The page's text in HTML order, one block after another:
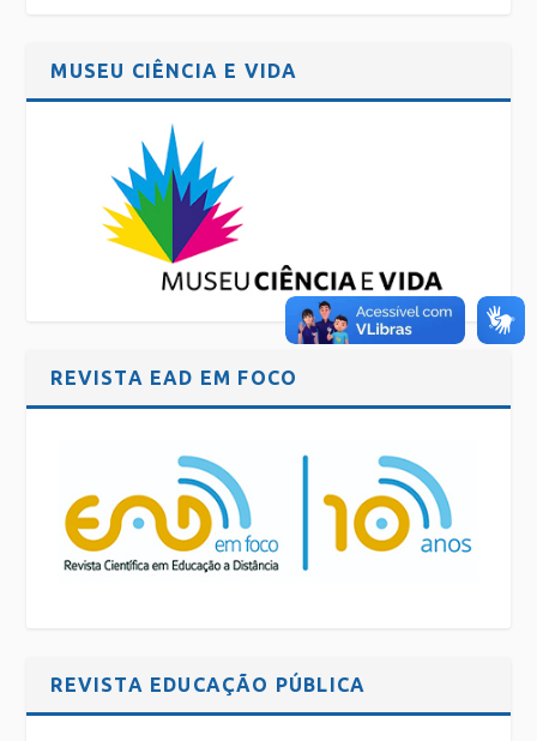
MUSEU CIÊNCIA E VIDA
REVISTA EAD EM FOCO
REVISTA EDUCAÇÃO PÚBLICA